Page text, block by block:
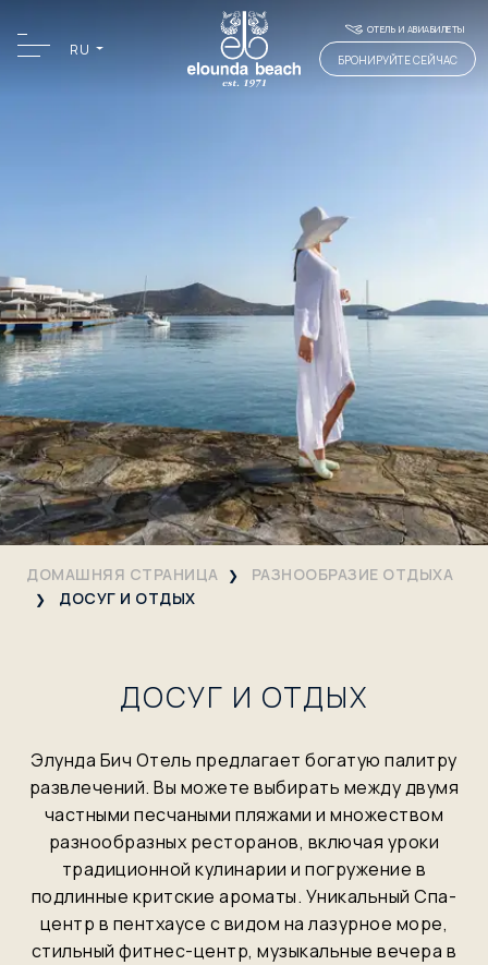
RU
ОТЕЛЬ И АВИАБИЛЕТЫ
БРОНИРУЙТЕ СЕЙЧАС
ДОМАШНЯЯ СТРАНИЦА
РАЗНООБРАЗИЕ ОТДЫХА
ДОСУГ И ОТДЫХ
ДОСУГ И ОТДЫХ
Элунда Бич Отель предлагает богатую палитру
развлечений. Вы можете выбирать между двумя
частными песчаными пляжами и множеством
разнообразных ресторанов, включая уроки
традиционной кулинарии и погружение в
подлинные критские ароматы. Уникальный Спа-
центр в пентхаусе с видом на лазурное море,
стильный фитнес-центр, музыкальные вечера в